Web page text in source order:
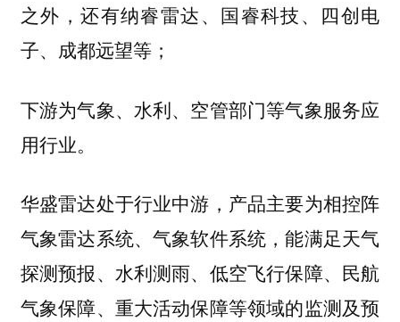
之外，还有纳睿雷达、国睿科技、四创电
子、成都远望等；
下游为气象、水利、空管部门等气象服务应
用行业。
华盛雷达处于行业中游，产品主要为相控阵
气象雷达系统、气象软件系统 ，能满足天气
探测预报、水利测雨、低空飞行保障、民航
气象保障、重大活动保障等领域的监测及预